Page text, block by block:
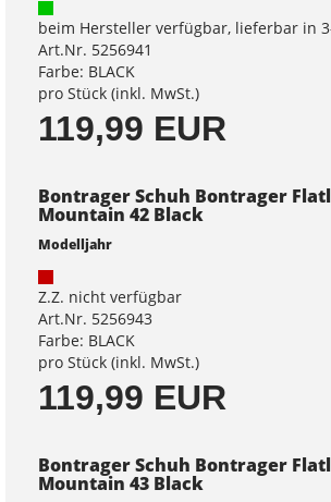
beim Hersteller verfügbar, lieferbar in
Art.Nr. 5256941
Farbe: BLACK
pro Stück (inkl. MwSt.)
119,99 EUR
Bontrager Schuh Bontrager
Mountain 42 Black
Modelljahr
Z.Z. nicht verfügbar
Art.Nr. 5256943
Farbe: BLACK
pro Stück (inkl. MwSt.)
119,99 EUR
Bontrager Schuh Bontrager
Mountain 43 Black